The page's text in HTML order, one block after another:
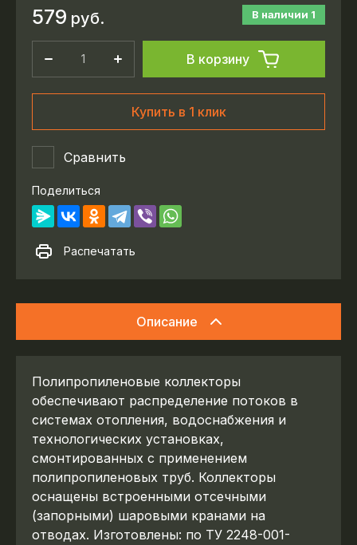
В наличии 1
579 руб.
В корзину
Купить в 1 клик
Сравнить
Поделиться
Распечатать
Описание
Полипропиленовые коллекторы
обеспечивают распределение потоков в
системах отопления, водоснабжения и
технологических установках,
смонтированных с применением
полипропиленовых труб. Коллекторы
оснащены встроенными отсечными
(запорными) шаровыми кранами на
отводах. Изготовлены: по ТУ 2248-001-